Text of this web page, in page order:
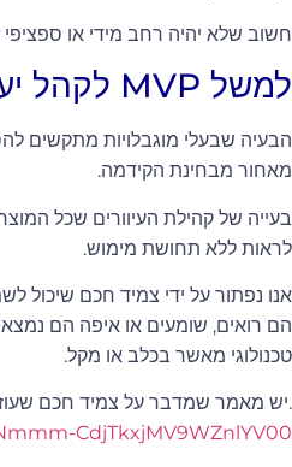
חשוב שלא יהיה רחב מידי או ספציפי
למשל MVP לקהל יעד של עיוורים:
הבעיה שבעלי מוגבלויות מתקשים
מאחור מבחינת הקידמה.
בעייה של קהילת העיוורים שכל
לראות ללא תחושת מימוש.
אנו נפתור על ידי צמיד חכם שיכול
הם רואים, שומעים או איפה הם
טכנולוגי מאשר בכלב או מקל.
.יש מאמר שמדבר על צמיד חכם
CdjTkxjMV9WZnlYV00